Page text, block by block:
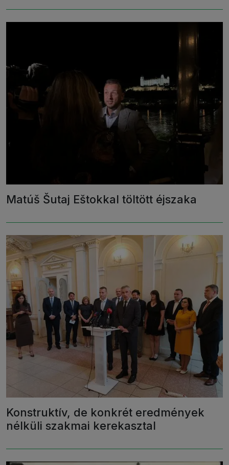
Matúš Šutaj Eštokkal töltött éjszaka
Konstruktív, de konkrét eredmények
nélküli szakmai kerekasztal